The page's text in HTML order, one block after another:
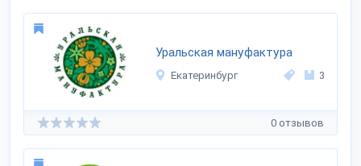
Уральская мануфактура
Екатеринбург 3
0 отзывов